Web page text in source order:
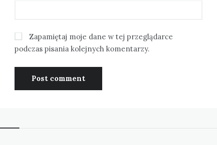
Zapamiętaj moje dane w tej przeglądarce
podczas pisania kolejnych komentarzy.